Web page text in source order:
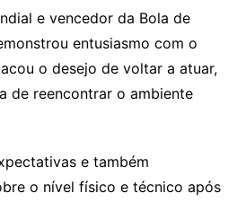
e vencedor da Bola de
entusiasmo com o
o desejo de voltar a atuar,
de reencontrar o ambiente
e também
o nível físico e técnico após